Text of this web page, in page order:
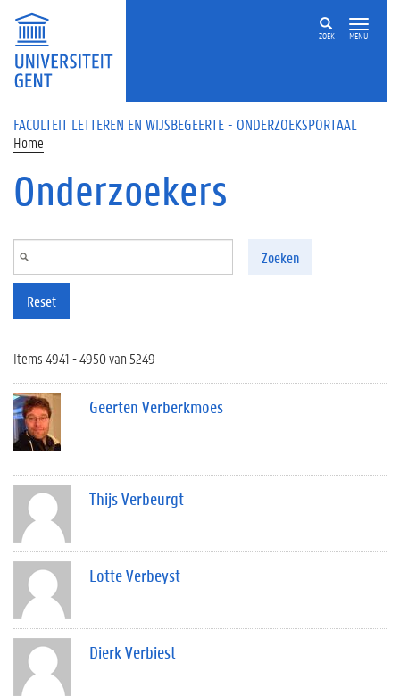
Overslaan en naar de inhoud gaan
ZOEK MENU
FACULTEIT LETTEREN EN WIJSBEGEERTE - ONDERZOEKSPORTAAL
Home
Onderzoekers
Zoeken
Reset
Items 4941 - 4950 van 5249
Geerten Verberkmoes
Thijs Verbeurgt
Lotte Verbeyst
Dierk Verbiest